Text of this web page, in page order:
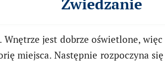
Zwiedzanie
Wnętrze jest dobrze oświetlone,
miejsca. Następnie rozpoczyna